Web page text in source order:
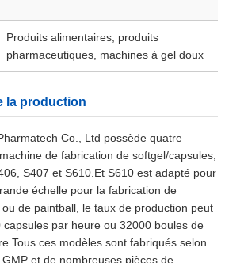
Produits alimentaires, produits
pharmaceutiques, machines à gel doux
la production
Co., Ltd possède quatre
de fabrication de softgel/capsules,
S407 et S610.Et S610 est adapté pour
échelle pour la fabrication de
de paintball, le taux de production peut
par heure ou 32000 boules de
ces modèles sont fabriqués selon
et de nombreuses pièces de